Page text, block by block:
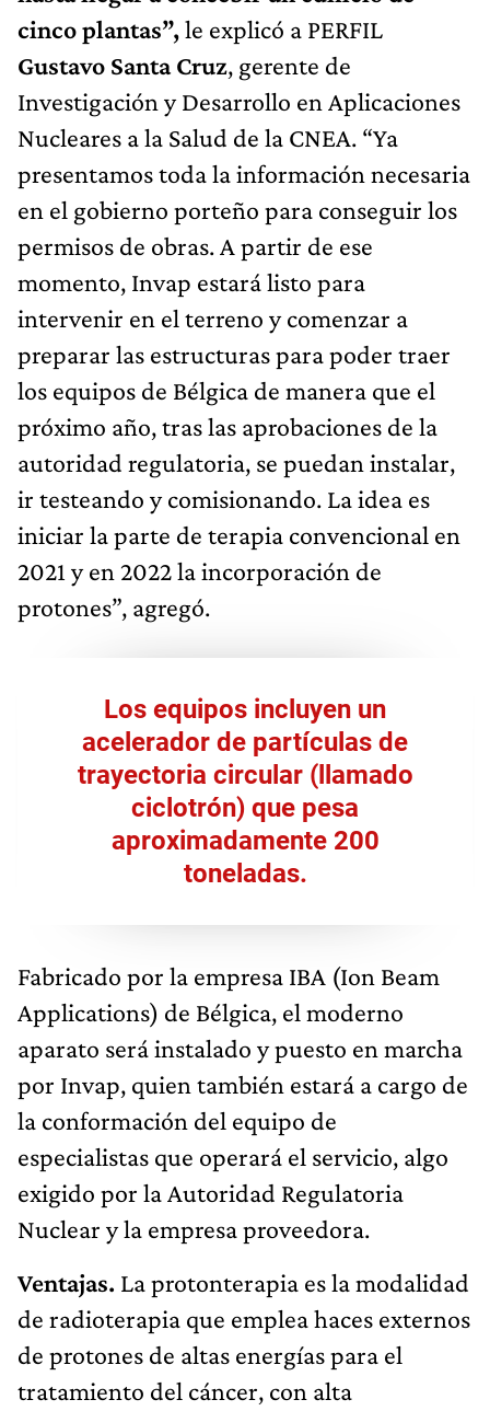
cinco plantas”,le explicó a PERFIL
Gustavo Santa Cruz, gerente de
Investigación y Desarrollo en Aplicaciones
Nucleares a la Salud de la CNEA. “Ya
presentamos toda la información necesaria
en el gobierno porteño para conseguir los
permisos de obras. A partir de ese
momento, Invap estará listo para
intervenir en el terreno y comenzar a
preparar las estructuras para poder traer
los equipos de Bélgica de manera que el
próximo año, tras las aprobaciones de la
autoridad regulatoria, se puedan instalar,
ir testeando y comisionando. La idea es
iniciar la parte de terapia convencional en
2021 y en 2022 la incorporación de
protones”, agregó.
Los equipos incluyen un
acelerador de partículas de
trayectoria circular (llamado
ciclotrón) que pesa
aproximadamente 200
toneladas.
Fabricado por la empresa IBA (Ion Beam
Applications) de Bélgica, el moderno
aparato será instalado y puesto en marcha
por Invap, quien también estará a cargo de
la conformación del equipo de
especialistas que operará el servicio, algo
exigido por la Autoridad Regulatoria
Nuclear y la empresa proveedora.
Ventajas. La protonterapia es la modalidad
de radioterapia que emplea haces externos
de protones de altas energías para el
tratamiento del cáncer, con alta